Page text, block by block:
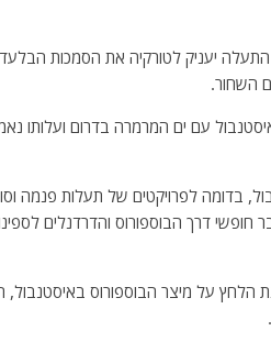
התעלה יעניק לטורקיה את הסמכות
השחור.
בדומה לפרויקטים של תעלות פנמה
שנחתם בשנת 1936, המבטיח מעבר חופשי דרך הבוספורוס
הלחץ על מיצר הבוספורוס באיסטנבול,